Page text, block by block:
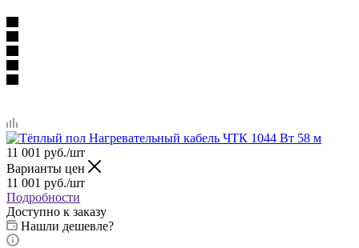
11 001 руб./шт
Варианты цен
11 001 руб./шт
Подробности
Доступно к заказу
Нашли дешевле?